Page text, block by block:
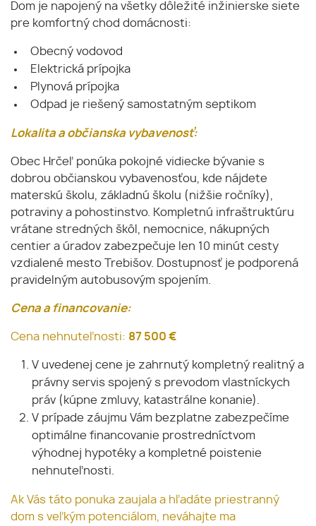
Dom je napojený na všetky dôležité inžinierske siete
pre komfortný chod domácnosti:
Obecný vodovod
Elektrická prípojka
Plynová prípojka
Odpad je riešený samostatným septikom
Lokalita a občianska vybavenosť:
Obec Hrčeľ ponúka pokojné vidiecke bývanie s
dobrou občianskou vybavenosťou, kde nájdete
materskú školu, základnú školu (nižšie ročníky),
potraviny a pohostinstvo. Kompletnú infraštruktúru
vrátane stredných škôl, nemocnice, nákupných
centier a úradov zabezpečuje len 10 minút cesty
vzdialené mesto Trebišov. Dostupnosť je podporená
pravidelným autobusovým spojením.
Cena a financovanie:
Cena nehnuteľnosti: 87 500 €
V uvedenej cene je zahrnutý kompletný realitný a
právny servis spojený s prevodom vlastníckych
práv (kúpne zmluvy, katastrálne konanie).
V prípade záujmu Vám bezplatne zabezpečíme
optimálne financovanie prostredníctvom
výhodnej hypotéky a kompletné poistenie
nehnuteľnosti.
Ak Vás táto ponuka zaujala a hľadáte priestranný
dom s veľkým potenciálom, neváhajte ma